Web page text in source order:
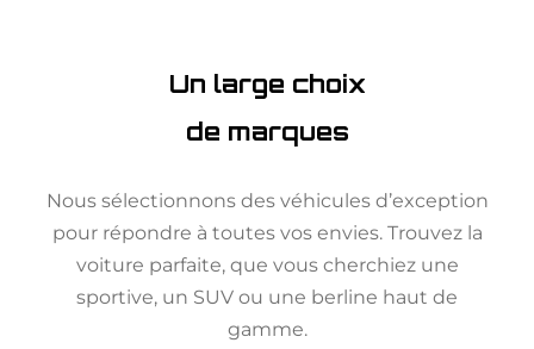
Un large choix
de marques
Nous sélectionnons des véhicules d’exception
pour répondre à toutes vos envies. Trouvez la
voiture parfaite, que vous cherchiez une
sportive, un SUV ou une berline haut de
gamme.